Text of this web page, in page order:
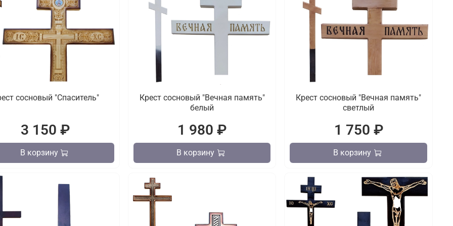
сосновый "Спаситель"
3 150 ₽
В корзину
Крест сосновый "Вечная память"
белый
1 980 ₽
В корзину
Крест сосновый "Вечная память"
светлый
1 750 ₽
В корзину